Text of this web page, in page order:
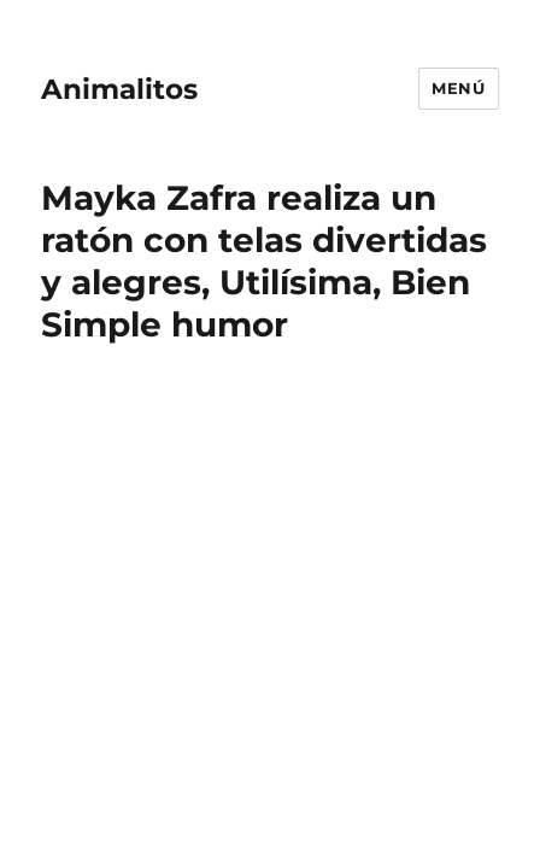
Animalitos MENÚ
Mayka Zafra realiza un
ratón con telas divertidas
y alegres, Utilísima, Bien
Simple humor